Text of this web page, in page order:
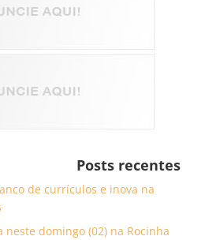
Posts recentes
de currículos e inova na
neste domingo (02) na Rocinha